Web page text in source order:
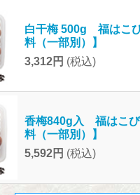
白干梅 500g 福はこ
料（一部別）】
3,312円 (税込)
香梅840g入 福はこび
料（一部別）】
5,592円 (税込)